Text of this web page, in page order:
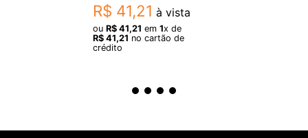
R$ 41,21 à vista
ou R$ 41,21 em 1x de
R$ 41,21 no cartão de
crédito